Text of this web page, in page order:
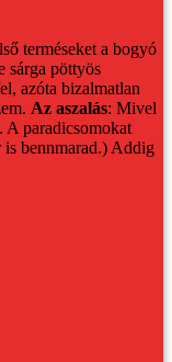
terméseket a bogyó
sárga pöttyös
azóta bizalmatlan
Az aszalás: Mivel
A paradicsomokat
bennmarad.) Addig